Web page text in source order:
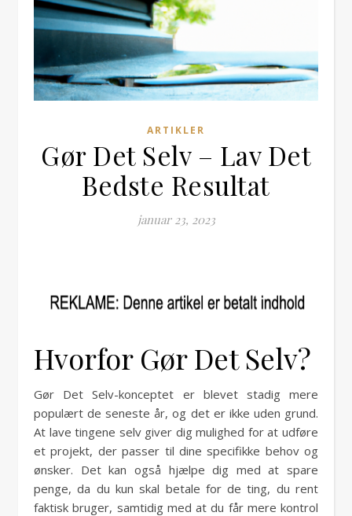
ARTIKLER
Gør Det Selv – Lav Det
Bedste Resultat
januar 23, 2023
Hvorfor Gør Det Selv?
Gør Det Selv-konceptet er blevet stadig mere
populært de seneste år, og det er ikke uden grund.
At lave tingene selv giver dig mulighed for at udføre
et projekt, der passer til dine specifikke behov og
ønsker. Det kan også hjælpe dig med at spare
penge, da du kun skal betale for de ting, du rent
faktisk bruger, samtidig med at du får mere kontrol